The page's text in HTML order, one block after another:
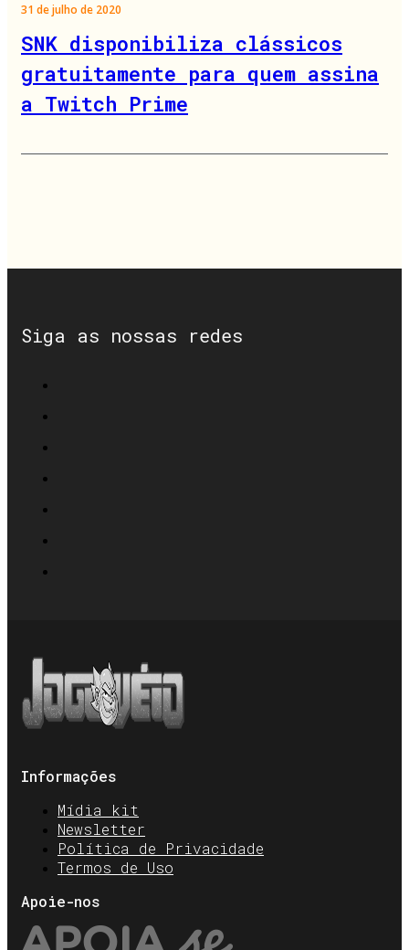
31 de julho de 2020
SNK disponibiliza clássicos
gratuitamente para quem assina
a Twitch Prime
Siga as nossas redes
Informações
Mídia kit
Newsletter
Política de Privacidade
Termos de Uso
Apoie-nos